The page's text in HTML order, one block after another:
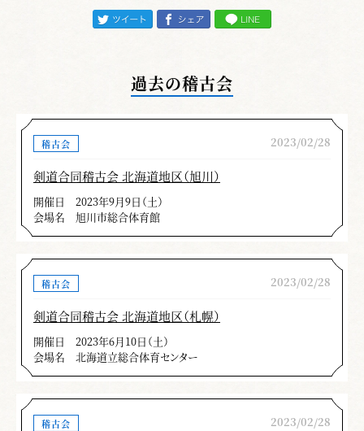
過去の稽古会
稽古会 2023/02/28
剣道合同稽古会 北海道地区（旭川）
開催日
2023年9月9日（土）
会場名
旭川市総合体育館
稽古会 2023/02/28
剣道合同稽古会 北海道地区（札幌）
開催日
2023年6月10日（土）
会場名
北海道立総合体育センター
稽古会 2023/02/28